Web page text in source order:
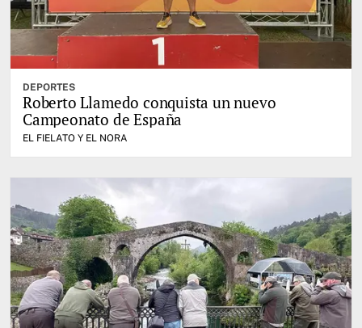
DEPORTES
Roberto Llamedo conquista un nuevo
Campeonato de España
EL FIELATO Y EL NORA